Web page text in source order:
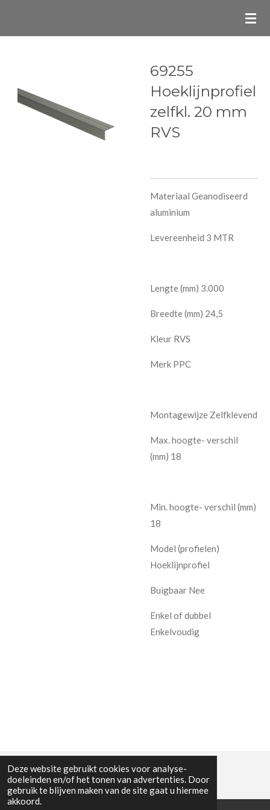
Deze website gebruikt cookies voor analyse-
doeleinden en/of het tonen van advertenties. Door
gebruik te blijven maken van de site gaat u hiermee
akkoord.
69255
Hoeklijnprofiel
zelfkl. 20 mm
RVS
Materiaal Geanodiseerd
aluminium
Levereenheid 3 MTR
Lengte (mm) 3.000
Breedte (mm) 24,5
Kleur RVS
Merk PPC
Montagewijze Zelfklevend
Max. hoogte- verschil
(mm) 18
Min. hoogte- verschil (mm)
18
Model (profielen)
Hoeklijnprofiel
Buigbaar Nee
Enkel of dubbel
Enkelvoudig